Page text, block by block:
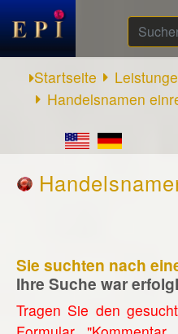
Suchen
...
Startseite
Handelsnamen
Sie suchten nach
Ihre Suche war
Tragen Sie den